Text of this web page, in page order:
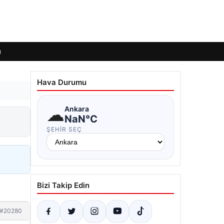
#20280
Hava Durumu
☁Ankara
NaN°C
ŞEHIR SEÇ
Bizi Takip Edin